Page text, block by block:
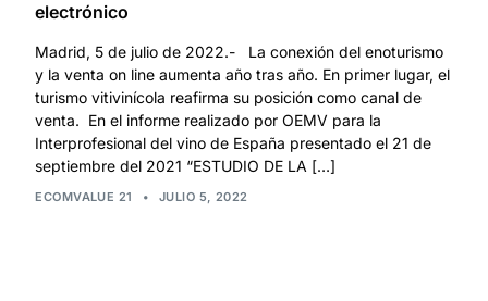
electrónico
Madrid, 5 de julio de 2022.- La conexión del enoturismo
y la venta on line aumenta año tras año. En primer lugar, el
turismo vitivinícola reafirma su posición como canal de
venta. En el informe realizado por OEMV para la
Interprofesional del vino de España presentado el 21 de
septiembre del 2021 “ESTUDIO DE LA […]
ECOMVALUE 21 • JULIO 5, 2022